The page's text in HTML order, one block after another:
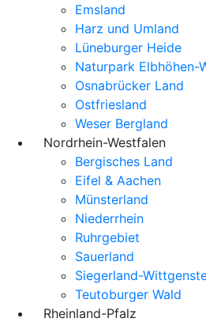
Emsland
Harz und Umland
Lüneburger Heide
Naturpark Elbhöhen-
Osnabrücker Land
Ostfriesland
Weser Bergland
Nordrhein-Westfalen
Bergisches Land
Eifel & Aachen
Münsterland
Niederrhein
Ruhrgebiet
Sauerland
Siegerland-
Teutoburger Wald
Rheinland-Pfalz